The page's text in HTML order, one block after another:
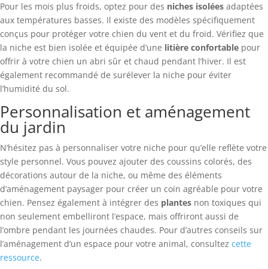
Pour les mois plus froids, optez pour des niches isolées adaptées
aux températures basses. Il existe des modèles spécifiquement
conçus pour protéger votre chien du vent et du froid. Vérifiez que
la niche est bien isolée et équipée d’une litière confortable pour
offrir à votre chien un abri sûr et chaud pendant l’hiver. Il est
également recommandé de surélever la niche pour éviter
l’humidité du sol.
Personnalisation et aménagement
du jardin
N’hésitez pas à personnaliser votre niche pour qu’elle reflète votre
style personnel. Vous pouvez ajouter des coussins colorés, des
décorations autour de la niche, ou même des éléments
d’aménagement paysager pour créer un coin agréable pour votre
chien. Pensez également à intégrer des plantes non toxiques qui
non seulement embelliront l’espace, mais offriront aussi de
l’ombre pendant les journées chaudes. Pour d’autres conseils sur
l’aménagement d’un espace pour votre animal, consultez cette
ressource.